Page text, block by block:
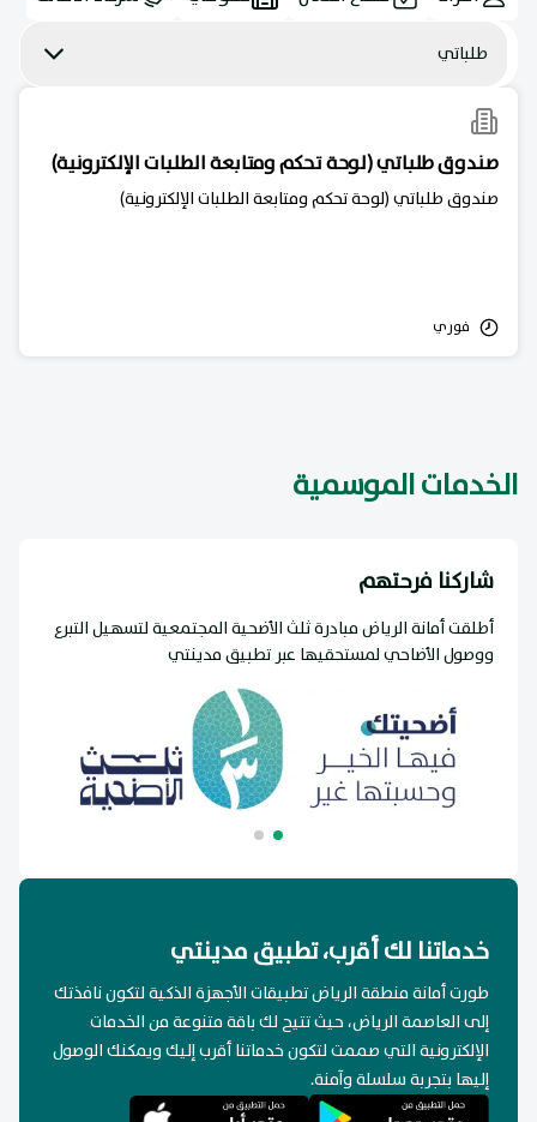
طلباتي
صندوق طلباتي (لوحة تحكم ومتابعة الطلبات الإلكترونية)
صندوق طلباتي (لوحة تحكم ومتابعة الطلبات الإلكترونية)
فوري
الخدمات الموسمية
شاركنا فرحتهم
أطلقت أمانة الرياض مبادرة ثلث الأضحية المجتمعية لتسهيل التبرع
ووصول الأضاحي لمستحقيها عبر تطبيق مدينتي
خدماتنا لك أقرب، تطبيق مدينتي
طورت أمانة منطقة الرياض تطبيقات الأجهزة الذكية لتكون نافذتك
إلى العاصمة الرياض، حيث تتيح لك باقة متنوعة من الخدمات
الإلكترونية التي صممت لتكون خدماتنا أقرب إليك ويمكنك الوصول
إليها بتجربة سلسلة وآمنة.